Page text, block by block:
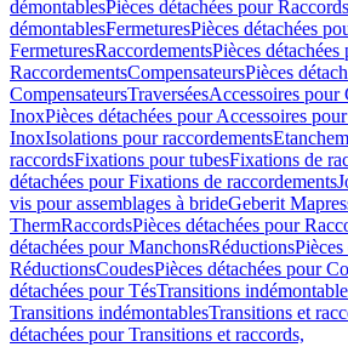
démontablesPièces détachées pour
démontablesFermeturesPièces détachées
FermeturesRaccordementsPièces détachées
RaccordementsCompensateursPièces
CompensateursTraverséesAccessoires pour
InoxPièces détachées pour Accessoires
InoxIsolations pour raccordements
raccordsFixations pour tubesFixations de
détachées pour Fixations de raccordements
vis pour assemblages à brideGeberit
ThermRaccordsPièces détachées pour
détachées pour ManchonsRéductions
RéductionsCoudesPièces détachées pour
détachées pour TésTransitions
Transitions indémontablesTransitions et
détachées pour Transitions et raccords,